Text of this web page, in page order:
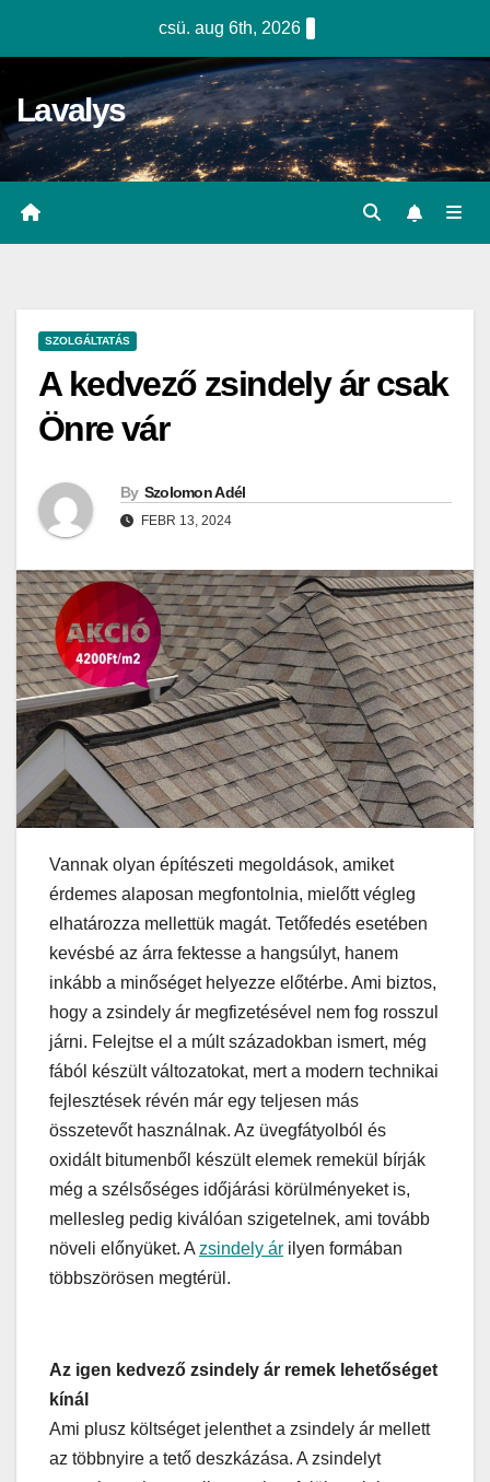
csü. aug 6th, 2026
Lavalys
SZOLGÁLTATÁS
A kedvező zsindely ár csak
Önre vár
By Szolomon Adél
FEBR 13, 2024
Vannak olyan építészeti megoldások, amiket
érdemes alaposan megfontolnia, mielőtt végleg
elhatározza mellettük magát. Tetőfedés esetében
kevésbé az árra fektesse a hangsúlyt, hanem
inkább a minőséget helyezze előtérbe. Ami biztos,
hogy a zsindely ár megfizetésével nem fog rosszul
járni. Felejtse el a múlt századokban ismert, még
fából készült változatokat, mert a modern technikai
fejlesztések révén már egy teljesen más
összetevőt használnak. Az üvegfátyolból és
oxidált bitumenből készült elemek remekül bírják
még a szélsőséges időjárási körülményeket is,
mellesleg pedig kiválóan szigetelnek, ami tovább
növeli előnyüket. A zsindely ár ilyen formában
többszörösen megtérül.
Az igen kedvező zsindely ár remek lehetőséget
kínál
Ami plusz költséget jelenthet a zsindely ár mellett
az többnyire a tető deszkázása. A zsindelyt